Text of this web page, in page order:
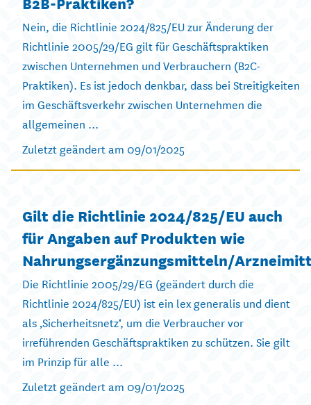
Nein, die Richtlinie 2024/825/EU zur Änderung der
Richtlinie 2005/29/EG gilt für Geschäftspraktiken
zwischen Unternehmen und Verbrauchern (B2C-
Praktiken). Es ist jedoch denkbar, dass bei Streitigkeiten
im Geschäftsverkehr zwischen Unternehmen die
allgemeinen ...
Zuletzt geändert am 09/01/2025
Gilt die Richtlinie 2024/825/EU auch
für Angaben auf Produkten wie
Nahrungsergänzungsmitteln/
Die Richtlinie 2005/29/EG (geändert durch die
Richtlinie 2024/825/EU) ist ein lex generalis und dient
als ‚Sicherheitsnetz‘, um die Verbraucher vor
irreführenden Geschäftspraktiken zu schützen. Sie gilt
im Prinzip für alle ...
Zuletzt geändert am 09/01/2025